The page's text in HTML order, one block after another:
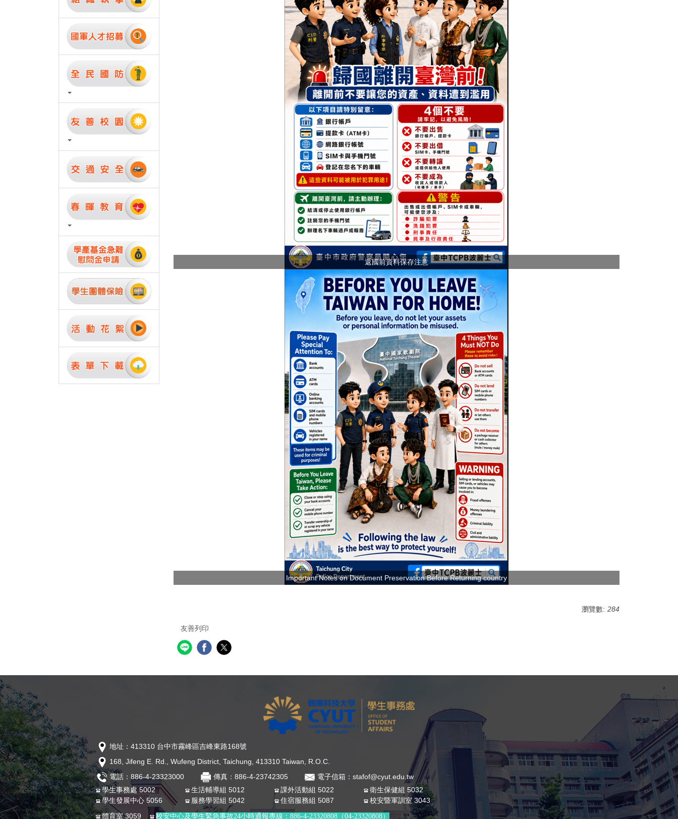
返國前資料保存注意
Important Notes on Document Preservation Before Returning country
瀏覽數: 284
友善列印
地址：413310 台中市霧峰區吉峰東路168號
168, Jifeng E. Rd., Wufeng District, Taichung, 413310 Taiwan, R.O.C.
電話：886-4-23323000
傳真：886-4-23742305
電子信箱：stafof@cyut.edu.tw
學生事務處 5002
生活輔導組 5012 課外活動組 5022
衛生保健組 5032
學生發展中心 5056
服務學習組 5042 住宿服務組 5087
校安暨軍訓室 3043
體育室 3059
校安中心及學生緊急事故24小時通報專線：886-4-23320808（04-23320808）